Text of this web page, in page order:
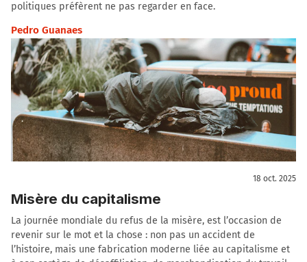
politiques préfèrent ne pas regarder en face.
Pedro Guanaes
18 oct. 2025
Misère du capitalisme
La journée mondiale du refus de la misère, est l’occasion de
revenir sur le mot et la chose : non pas un accident de
l’histoire, mais une fabrication moderne liée au capitalisme et